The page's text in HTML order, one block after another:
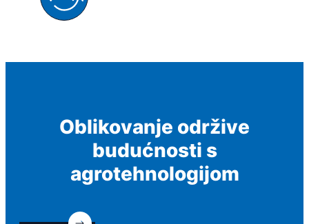
Oblikovanje održive
budućnosti s
agrotehnologijom